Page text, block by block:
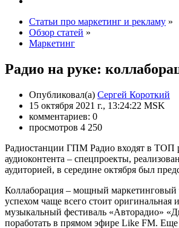
Статьи про маркетинг и рекламу »
Обзор статей »
Маркетинг
Радио на руке:
Опубликовал(а) Сергей Короткий
15 октября 2021 г., 13:24:22 MSK
комментариев: 0
просмотров 4 250
Радиостанции ГПМ Радио входят в ТОП
аудиоконтента – спецпроекты,
аудиторией, в середине октября был
Коллаборация – мощный маркетинговый
успехом чаще всего стоит
музыкальный фестиваль «Авторадио»
поработать в прямом эфире Like FM. Еще